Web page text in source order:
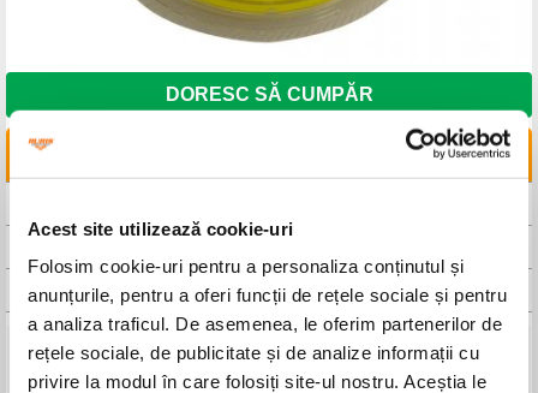
Acest site utilizează cookie-uri
Folosim cookie-uri pentru a personaliza conținutul și
anunțurile, pentru a oferi funcții de rețele sociale și pentru
a analiza traficul. De asemenea, le oferim partenerilor de
rețele sociale, de publicitate și de analize informații cu
privire la modul în care folosiți site-ul nostru. Aceștia le
DORESC SĂ CUMPĂR
LINKURI UTILE
ALEGEREA TIPULUI DE FIR/CUTIT
Detalii tehnice